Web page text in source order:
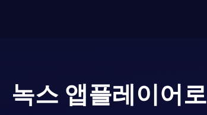
녹스 앱플레이어로